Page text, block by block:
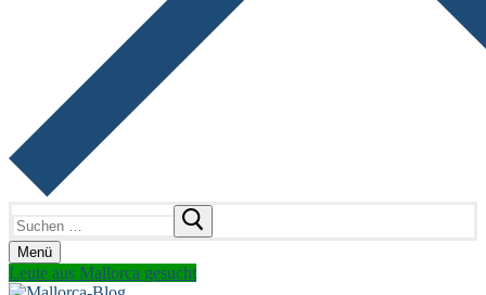
nach:
Menü
Leute aus Mallorca gesucht